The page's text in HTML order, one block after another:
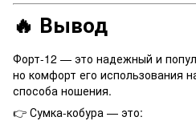
🔥 Вывод
Форт-12 — это надежный и
но комфорт его использования
способа ношения.
👉 Сумка-кобура — это: